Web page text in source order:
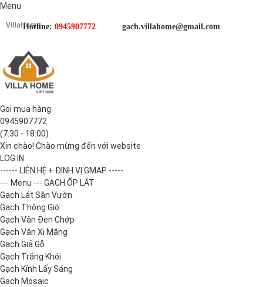
Menu
Hotline: 0945907772 gach.villahome@gmail.com
Gọi mua hàng
0945907772
(7:30 - 18:00)
Xin chào! Chào mừng đến với website
LOG IN
------ LIÊN HỆ + ĐỊNH VỊ GMAP -----
--- Menu --- GẠCH ỐP LÁT
Gạch Lát Sân Vườn
Gạch Thông Gió
Gạch Vân Đen Chớp
Gạch Vân Xi Măng
Gạch Giả Gỗ
Gạch Trắng Khói
Gạch Kính Lấy Sáng
Gạch Mosaic